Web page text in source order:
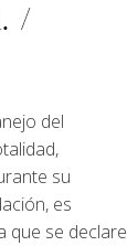
del
su
es
que se declare